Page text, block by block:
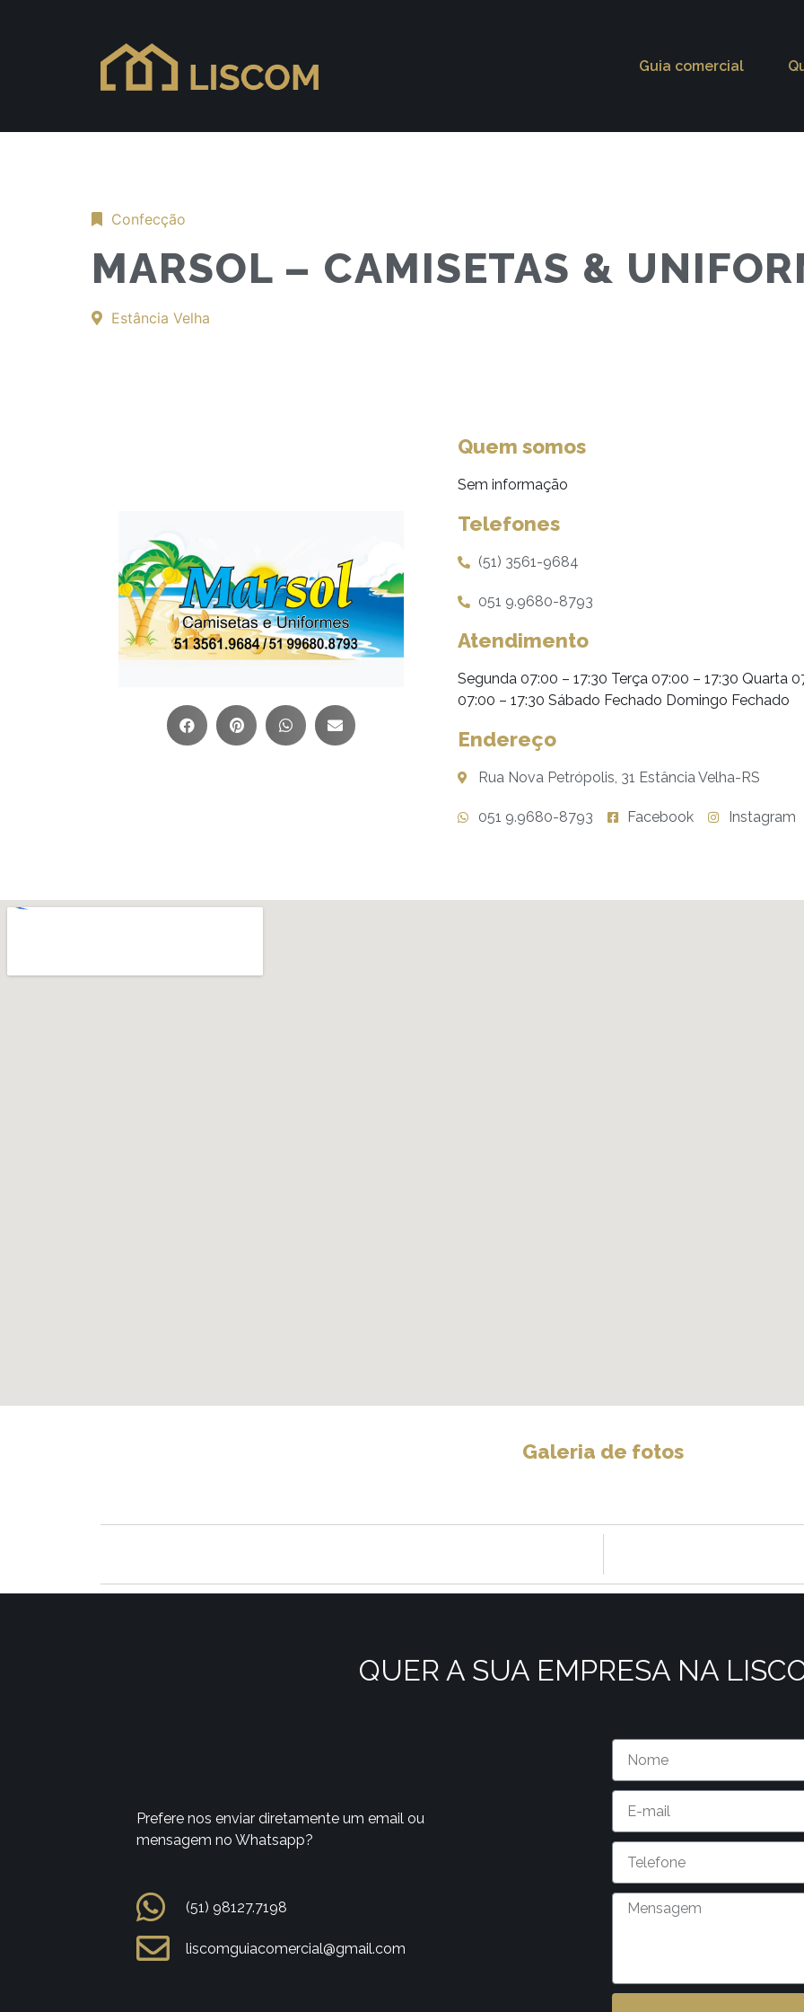
Guia comercial
Confecção
MARSOL – CAMISETAS &
Estância Velha
Quem somos
Sem informação
Telefones
(51) 3561-9684
051 9.9680-8793
Atendimento
Segunda 07:00 – 17:30 Terça 07:00 – 17:30 Quarta
07:00 – 17:30 Sábado Fechado Domingo Fechado
Endereço
Rua Nova Petrópolis, 31 Estância Velha-RS
051 9.9680-8793 Facebook Instagram
Galeria de fotos
QUER A SUA EMPRESA NA
Prefere nos enviar diretamente um email ou
mensagem no Whatsapp?
(51) 98127.7198
liscomguiacomercial@gmail.com